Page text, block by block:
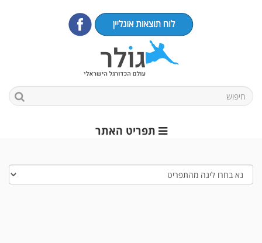
תפריט האתר